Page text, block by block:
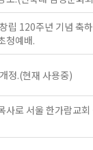
립 120주년 기념 축
청예배.
정.(현재 사용중)
사로 서울 한가람교